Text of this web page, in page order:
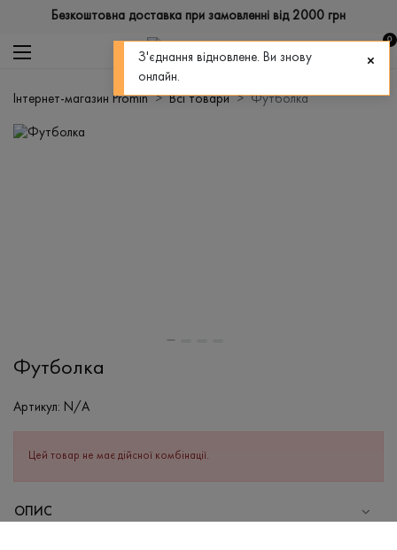
Безкоштовна доставка при замовленні від 2000 грн
0
Інтернет-магазин Promin Всі товари Футболка
Футболка
Артикул: N/A
Цей товар не має дійсної комбінації.
ОПИС
З'єднання відновлене. Ви знову
онлайн.